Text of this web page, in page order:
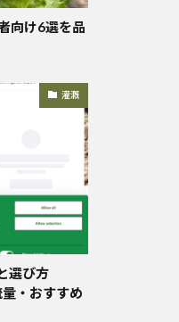
向け6選を品
灌漑
選び方
・おすすめ